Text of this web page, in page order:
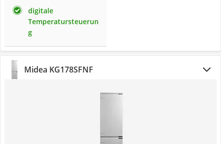
digitale
Temperatursteuerun
g
Midea KG178SFNF